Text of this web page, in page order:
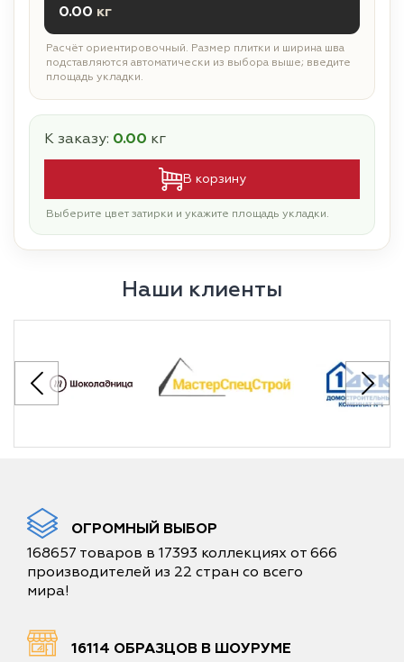
0.00 кг
Расчёт ориентировочный. Размер плитки и ширина шва
подставляются автоматически из выбора выше; введите
площадь укладки.
К заказу: 0.00 кг
В корзину
Выберите цвет затирки и укажите площадь укладки.
Наши клиенты
ОГРОМНЫЙ ВЫБОР
168657 товаров в 17393 коллекциях от 666
производителей из 22 стран со всего
мира!
16114 ОБРАЗЦОВ В ШОУРУМЕ